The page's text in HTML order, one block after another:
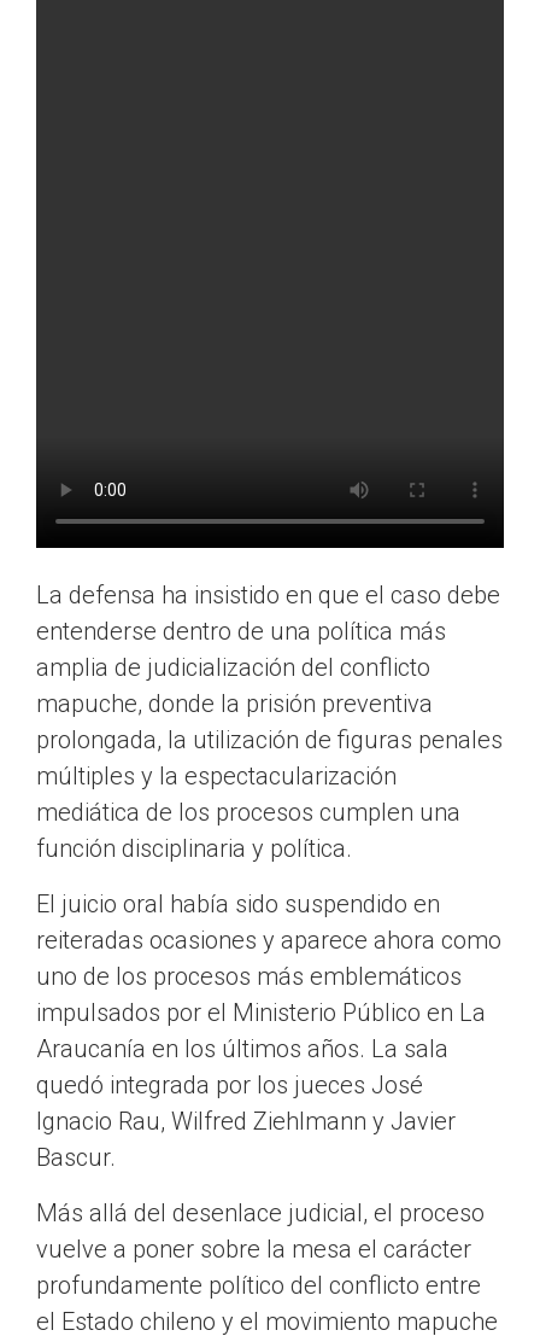
La defensa ha insistido en que el caso debe
entenderse dentro de una política más
amplia de judicialización del conflicto
mapuche, donde la prisión preventiva
prolongada, la utilización de figuras penales
múltiples y la espectacularización
mediática de los procesos cumplen una
función disciplinaria y política.
El juicio oral había sido suspendido en
reiteradas ocasiones y aparece ahora como
uno de los procesos más emblemáticos
impulsados por el Ministerio Público en La
Araucanía en los últimos años. La sala
quedó integrada por los jueces José
Ignacio Rau, Wilfred Ziehlmann y Javier
Bascur.
Más allá del desenlace judicial, el proceso
vuelve a poner sobre la mesa el carácter
profundamente político del conflicto entre
el Estado chileno y el movimiento mapuche